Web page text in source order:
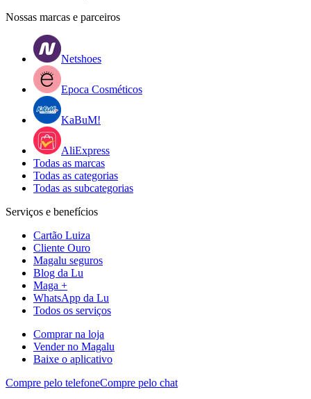
Nossas marcas e parceiros
Netshoes
Epoca Cosméticos
KaBuM!
AliExpress
Todas as marcas
Todas as categorias
Todas as subcategorias
Serviços e benefícios
Cartão Luiza
Cliente Ouro
Magalu seguros
Blog da Lu
Maga +
WhatsApp da Lu
Todos os serviços
Comprar na loja
Vender no Magalu
Baixe o aplicativo
Compre pelo telefoneCompre pelo chat